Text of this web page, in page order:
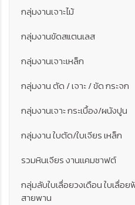
กลุ่มงานเจาะไม้
กลุ่มงานขัดสแตนเลส
กลุ่มงานเจาะเหล็ก
กลุ่มงาน ตัด / เจาะ / ขัด กระจก
กลุ่มงานเจาะ กระเบื้อง/ผนังปูน
กลุ่มงาน ใบตัด/ใบเจียร เหล็ก
รวมหินเจียร งานเเคมซาฟต์
กลุ่มลับใบเลื่อยวงเดือน ใบเลื่อ
สายพาน